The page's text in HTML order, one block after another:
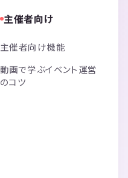
主催者向け
主催者向け機能
動画で学ぶイベント運営
のコツ